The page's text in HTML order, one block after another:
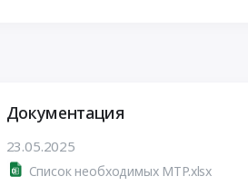
Документация
23.05.2025
Список необходимых МТР.xlsx